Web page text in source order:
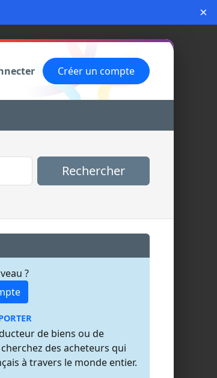
×
Créer un compte
Rechercher
?
de biens ou de
des acheteurs qui
à travers le monde entier.